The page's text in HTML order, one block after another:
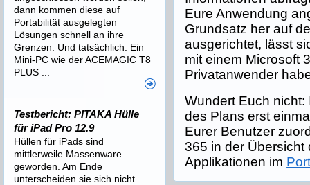
Eure Anwendung
Grundsatz her auf
ausgerichtet, lässt
mit einem Microsoft
Privatanwender
Wundert Euch
des Plans erst
Eurer Benutzer
365 in der Übersicht
Applikationen im
dann kommen diese auf
Portabilität ausgelegten
Lösungen schnell an ihre
Grenzen. Und tatsächlich: Ein
Mini-PC wie der ACEMAGIC T8
PLUS ...
Testbericht: PITAKA Hülle
für iPad Pro 12.9
Hüllen für iPads sind
mittlerweile Massenware
geworden. Am Ende
unterscheiden sie sich nicht